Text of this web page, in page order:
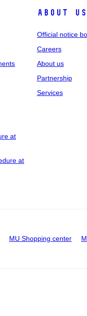
at
at
About us
Official notice
Careers
About us
Partnership
Services
MU Shopping center